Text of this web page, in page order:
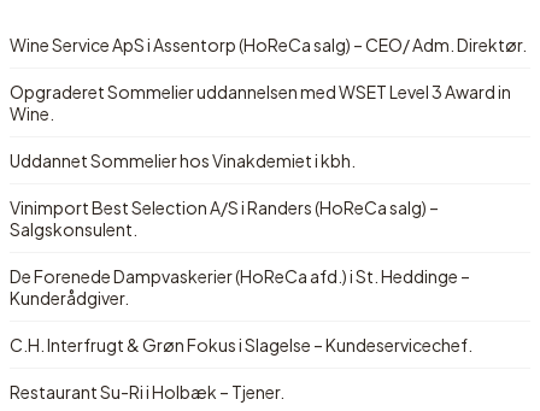
Wine Service ApS i Assentorp (HoReCa salg) – CEO/ Adm. Direktør.
Opgraderet Sommelier uddannelsen med WSET Level 3 Award in
Wine.
Uddannet Sommelier hos Vinakdemiet i kbh.
Vinimport Best Selection A/S i Randers (HoReCa salg) –
Salgskonsulent.
De Forenede Dampvaskerier (HoReCa afd.) i St. Heddinge –
Kunderådgiver.
C.H. Interfrugt & Grøn Fokus i Slagelse – Kundeservicechef.
Restaurant Su-Ri i Holbæk – Tjener.